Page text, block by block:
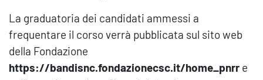
La graduatoria dei candidati ammessi a
frequentare il corso verrà pubblicata sul sito web
della Fondazione
https://bandisnc.fondazionecsc.it/home_pnrr e